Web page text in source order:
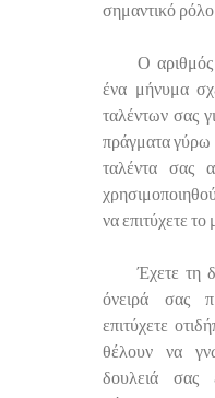
σημαντικό
Ο αριθμός
ένα μήνυμα
ταλέντων σας
πράγματα γύρω
ταλέντα σας
να επιτύχετε το
Έχετε τη
όνειρά σας
επιτύχετε
θέλουν να
δουλειά σας